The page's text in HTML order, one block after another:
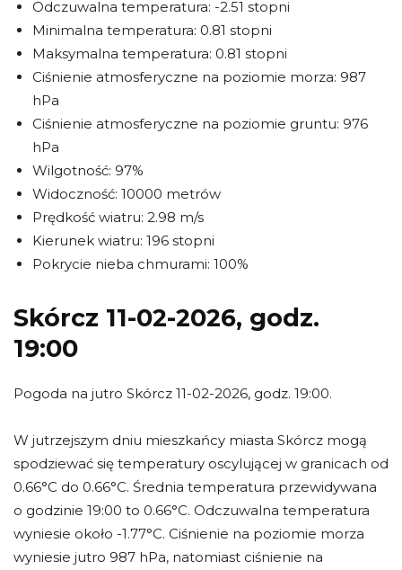
Odczuwalna temperatura: -2.51 stopni
Minimalna temperatura: 0.81 stopni
Maksymalna temperatura: 0.81 stopni
Ciśnienie atmosferyczne na poziomie morza: 987
hPa
Ciśnienie atmosferyczne na poziomie gruntu: 976
hPa
Wilgotność: 97%
Widoczność: 10000 metrów
Prędkość wiatru: 2.98 m/s
Kierunek wiatru: 196 stopni
Pokrycie nieba chmurami: 100%
Skórcz 11-02-2026, godz.
19:00
Pogoda na jutro Skórcz 11-02-2026, godz. 19:00.
W jutrzejszym dniu mieszkańcy miasta Skórcz mogą
spodziewać się temperatury oscylującej w granicach od
0.66°C do 0.66°C. Średnia temperatura przewidywana
o godzinie 19:00 to 0.66°C. Odczuwalna temperatura
wyniesie około -1.77°C. Ciśnienie na poziomie morza
wyniesie jutro 987 hPa, natomiast ciśnienie na